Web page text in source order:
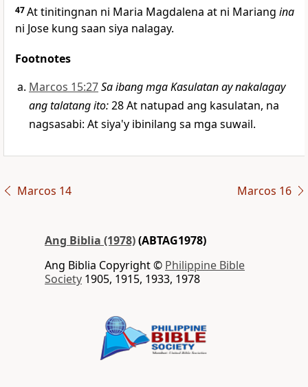
47Attinitingnan ni Maria Magdalena at ni Mariang ina
ni Jose kung saan siya nalagay.
Footnotes
Marcos 15:27Sa ibang mga Kasulatan ay nakalagay
ang talatang ito:28 At natupad ang kasulatan, na
nagsasabi: At siya'y ibinilang sa mga suwail.
Marcos 14 Marcos 16
Ang Biblia (1978)(ABTAG1978)
Ang Biblia Copyright © Philippine Bible
Society 1905, 1915, 1933, 1978